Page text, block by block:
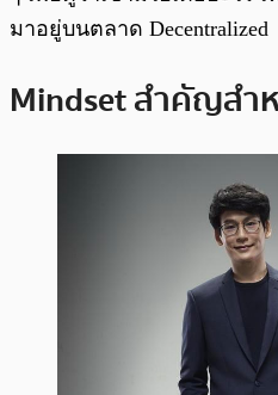
มาอยู่บนตลาด Decentralized
Mindset สำคัญสำ